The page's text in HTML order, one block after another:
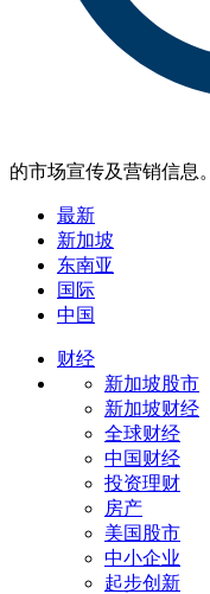
的市场宣传及营销信息。
最新
新加坡
东南亚
国际
中国
财经
新加坡股市
新加坡财经
全球财经
中国财经
投资理财
房产
美国股市
中小企业
起步创新